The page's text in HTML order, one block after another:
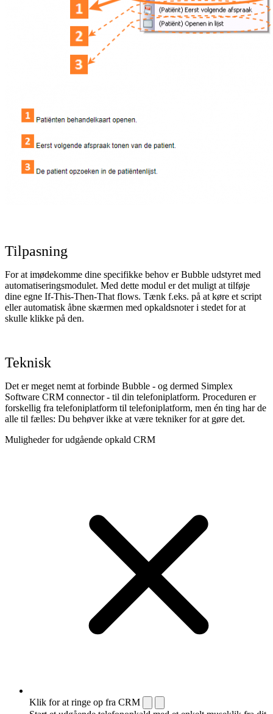
Tilpasning
For at imødekomme dine specifikke behov er Bubble udstyret med
automatiseringsmodulet. Med dette modul er det muligt at tilføje
dine egne If-This-Then-That flows. Tænk f.eks. på at køre et script
eller automatisk åbne skærmen med opkaldsnoter i stedet for at
skulle klikke på den.
Teknisk
Det er meget nemt at forbinde Bubble - og dermed Simplex
Software CRM connector - til din telefoniplatform. Proceduren er
forskellig fra telefoniplatform til telefoniplatform, men én ting har de
alle til fælles: Du behøver ikke at være tekniker for at gøre det.
Muligheder for udgående opkald CRM
Klik for at ringe op fra CRM